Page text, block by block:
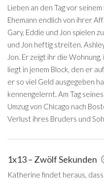
Lieben an den Tag vor
Ehemann endlich von ihrer
Gary, Eddie und Jon spielen
und Jon heftig streiten.
Jon. Er zeigt ihr die
liegt in jenem Block, den er
er so viel Geld ausgegeben
kennengelernt. Am Tag
Umzug von Chicago nach
Verlust ihres Bruders und
1x13 – Zwölf Sekunden
Katherine findet heraus,